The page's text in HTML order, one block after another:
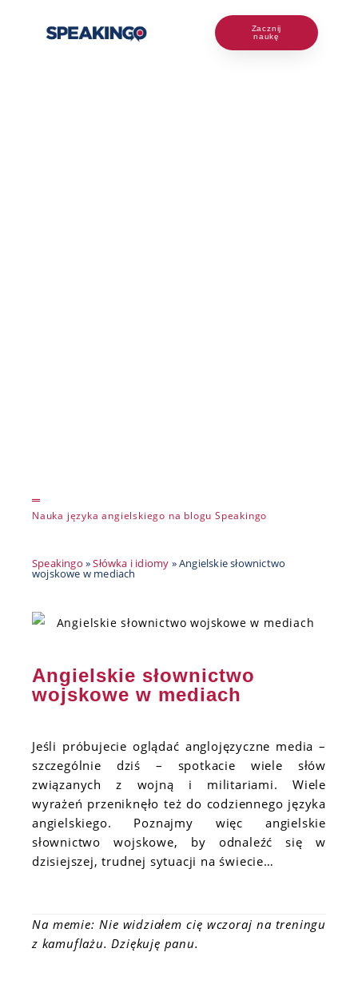
Zacznij
naukę
Nauka języka angielskiego na blogu Speakingo
Speakingo »Słówka i idiomy »Angielskie słownictwo
wojskowe w mediach
Angielskie słownictwo
wojskowe w mediach
Jeśli próbujecie oglądać anglojęzyczne media –
szczególnie dziś – spotkacie wiele słów
związanych z wojną i militariami. Wiele
wyrażeń przeniknęło też do codziennego języka
angielskiego. Poznajmy więc angielskie
słownictwo wojskowe, by odnaleźć się w
dzisiejszej, trudnej sytuacji na świecie…
Na memie: Nie widziałem cię wczoraj na treningu
z kamuflażu. Dziękuję panu.